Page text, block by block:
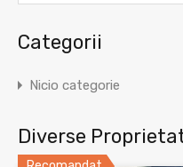
Categorii
Nicio categorie
Diverse